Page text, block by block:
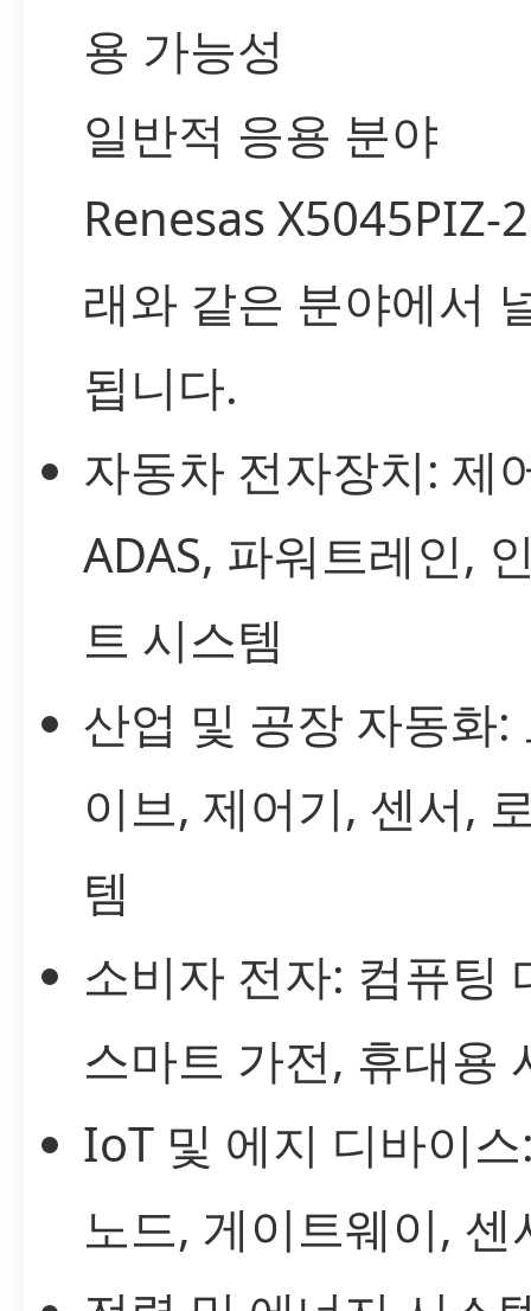
용 가능성
일반적 응용 분야
Renesas X5045PIZ-
래와 같은 분야에서
됩니다.
자동차 전자장치: 제
ADAS, 파워트레인,
트 시스템
산업 및 공장 자동화:
이브, 제어기, 센서,
템
소비자 전자: 컴퓨팅
스마트 가전, 휴대용
IoT 및 에지 디바이
노드, 게이트웨이, 센